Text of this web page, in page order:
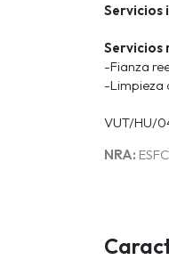
Servicios
Servicios
-Fianza
-Limpieza
VUT/HU/
NRA: